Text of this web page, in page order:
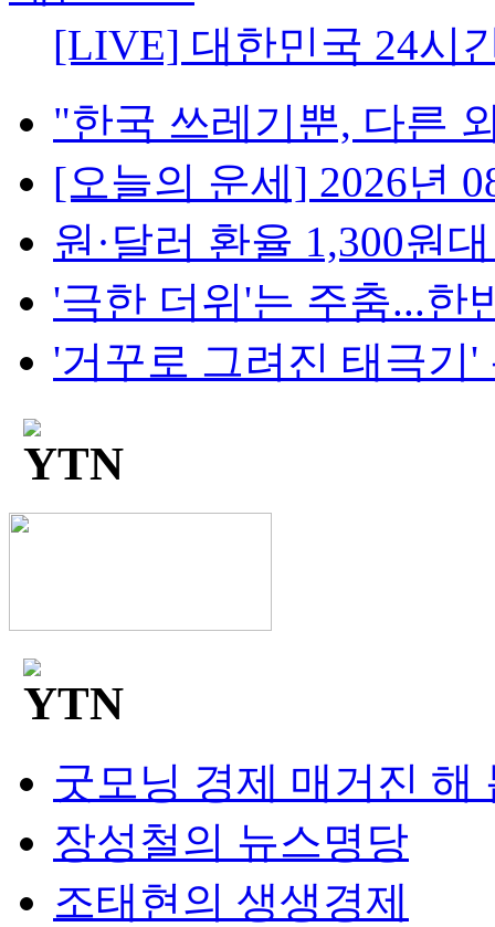
[LIVE] 대한민국 24시
"한국 쓰레기뿐, 다른
[오늘의 운세] 2026년
원·달러 환율 1,300원
'극한 더위'는 주춤...한
'거꾸로 그려진 태극기'
굿모닝 경제 매거진 해
장성철의 뉴스명당
조태현의 생생경제